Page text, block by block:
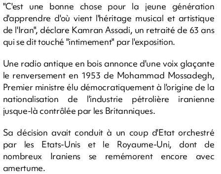
"C'est une bonne chose pour la jeune génération
d'apprendre d'où vient l'héritage musical et artistique
de l'Iran", déclare Kamran Assadi, un retraité de 63 ans
qui se dit touché "intimement" par l'exposition.
Une radio antique en bois annonce d'une voix glaçante
le renversement en 1953 de Mohammad Mossadegh,
Premier ministre élu démocratiquement à l'origine de la
nationalisation de l'industrie pétrolière iranienne
jusque-là contrôlée par les Britanniques.
Sa décision avait conduit à un coup d'Etat orchestré
par les Etats-Unis et le Royaume-Uni, dont de
nombreux Iraniens se remémorent encore avec
amertume.